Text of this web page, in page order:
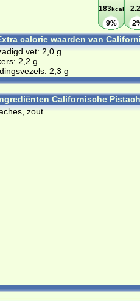
183kcal
9%
calorie waarden van
vet: 2,0 g
2,2 g
2,3 g
Californische
zout.